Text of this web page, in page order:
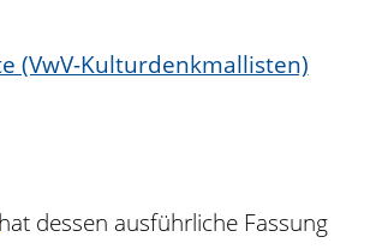
(VwV-Kulturdenkmallisten)
hat dessen ausführliche Fassung